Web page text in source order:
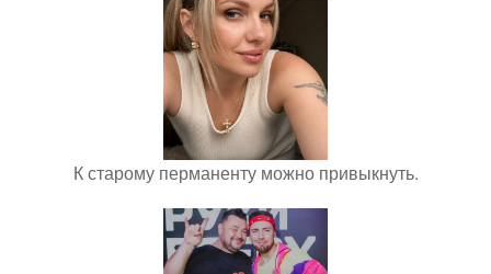
К старому перманенту можно привыкнуть.